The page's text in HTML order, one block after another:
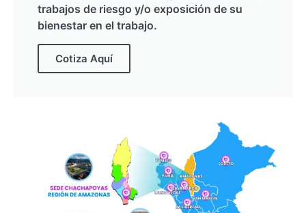
trabajos de riesgo y/o exposición de su
bienestar en el trabajo.
Cotiza Aquí